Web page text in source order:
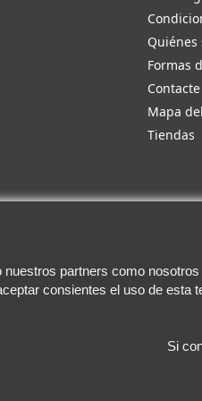
Quiénes
Formas
Mapa
Tiendas
nuestros partners como
consientes el uso de esta
Si